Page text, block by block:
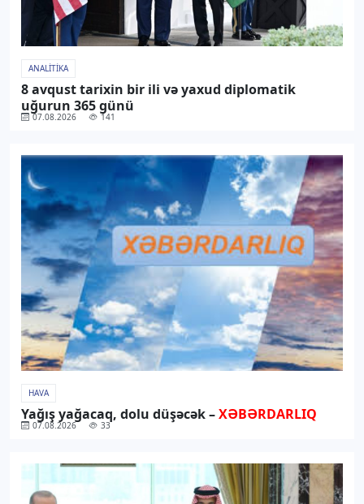
ANALITIKA
8 avqust tarixin bir ili və yaxud diplomatik
uğurun 365 günü
07.08.2026 141
HAVA
Yağış yağacaq, dolu düşəcək –XƏBƏRDARLIQ
07.08.2026 33